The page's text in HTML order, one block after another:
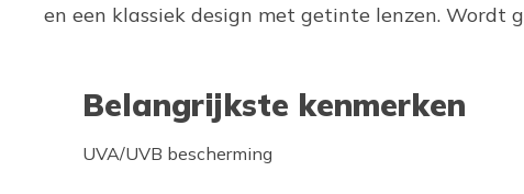
en een klassiek design met getinte lenzen. Wordt
Belangrijkste kenmerken
UVA/UVB bescherming